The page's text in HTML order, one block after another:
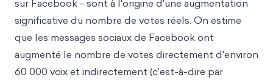
sur Facebook - sont à l'origine d'une augmentation
significative du nombre de votes réels. On estime
que les messages sociaux de Facebook ont
augmenté le nombre de votes directement d'environ
60 000 voix et indirectement (c'est-à-dire par